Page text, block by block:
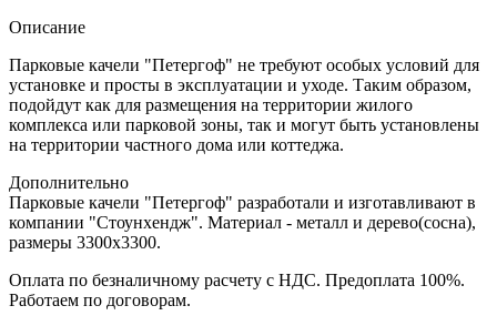
Описание
Парковые качели "Петергоф" не требуют особых условий для
установке и просты в эксплуатации и уходе. Таким образом,
подойдут как для размещения на территории жилого
комплекса или парковой зоны, так и могут быть установлены
на территории частного дома или коттеджа.
Дополнительно
Парковые качели "Петергоф" разработали и изготавливают в
компании "Стоунхендж". Материал - металл и дерево(сосна),
размеры 3300x3300.
Оплата по безналичному расчету с НДС. Предоплата 100%.
Работаем по договорам.